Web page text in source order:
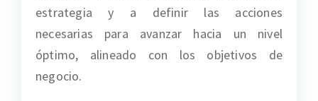
estrategia y a definir las acciones
necesarias para avanzar hacia un nivel
óptimo, alineado con los objetivos de
negocio.